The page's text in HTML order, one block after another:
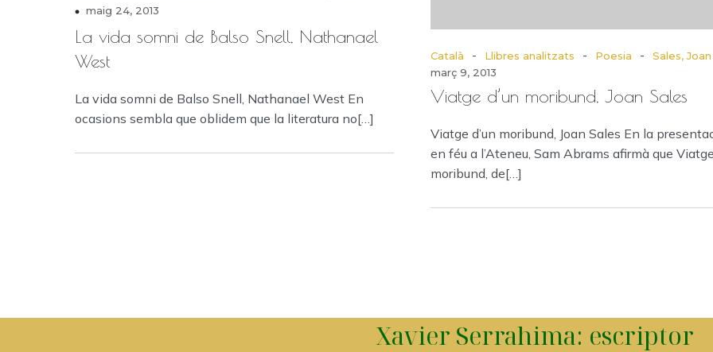
maig 24, 2013
La vida somni de Balso Snell, Nathanael
West
La vida somni de Balso Snell, Nathanael West En
ocasions sembla que oblidem que la literatura no[…]
Català - Llibres analitzats - Poesia -
Sales, Joan
març 9, 2013
Viatge d’un moribund, Joan Sales
Viatge d’un moribund, Joan Sales En la
en féu a l’Ateneu, Sam Abrams afirmà que Viatge
moribund, de[…]
Xavier Serrahima: escriptor